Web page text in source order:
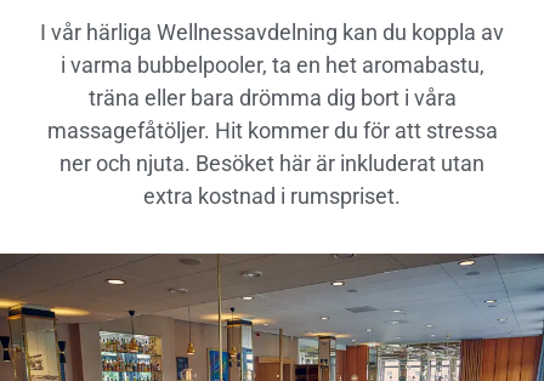
I vår härliga Wellnessavdelning kan du koppla av
i varma bubbelpooler, ta en het aromabastu,
träna eller bara drömma dig bort i våra
massagefåtöljer. Hit kommer du för att stressa
ner och njuta. Besöket här är inkluderat utan
extra kostnad i rumspriset.